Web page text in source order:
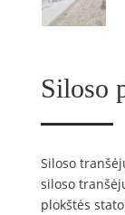
Siloso
Siloso
siloso
plokštės